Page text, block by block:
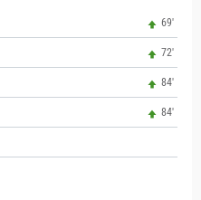
69'
72'
84'
84'